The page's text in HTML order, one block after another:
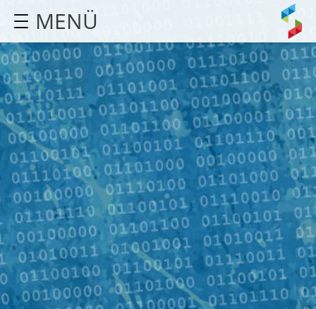
MENÜ
STARTSEITE
AGENTUR
LEISTUNGEN
REFERENZEN
KONTAKT